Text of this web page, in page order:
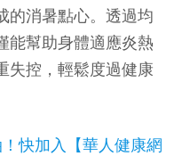
的消暑點心。透過均
能幫助身體適應炎熱
失控，輕鬆度過健康
快加入【華人健康網